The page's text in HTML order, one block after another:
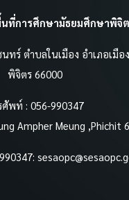
ที่การศึกษามัธยมศึกษาพิจิ
ทร์ ตำบลในเมือง อำเภอเมือ
พิจิตร 66000
ศัพท์ : 056-990347
Ampher Meung ,Phichit